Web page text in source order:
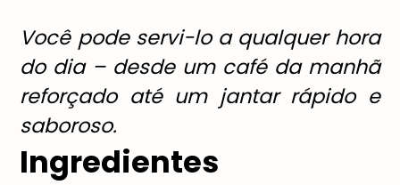
Você pode servi-lo a qualquer hora
do dia – desde um café da manhã
reforçado até um jantar rápido e
saboroso.
Ingredientes